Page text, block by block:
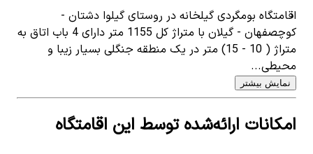
اقامتگاه بومگردی گیلخانه در روستای گیلوا دشتان -
کوچصفهان - گیلان با متراژ کل 1155 متر دارای 4 باب اتاق به
متراژ ( 10 - 15) متر در یک منطقه جنگلی بسیار زیبا و
محیطی...
نمایش بیشتر
امکانات ارائه‌شده توسط این اقامتگاه